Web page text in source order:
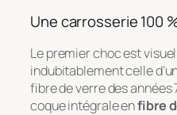
Une carrosserie 100
Le premier choc est
indubitablement celle
fibre de verre des années
coque intégrale enfibre